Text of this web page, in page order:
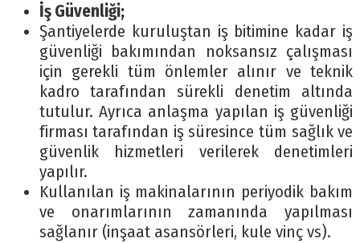
İş Güvenliği;
Şantiyelerde kuruluştan iş bitimine kadar iş
güvenliği bakımından noksansız çalışması
için gerekli tüm önlemler alınır ve teknik
kadro tarafından sürekli denetim altında
tutulur. Ayrıca anlaşma yapılan iş güvenliği
firması tarafından iş süresince tüm sağlık ve
güvenlik hizmetleri verilerek denetimleri
yapılır.
Kullanılan iş makinalarının periyodik bakım
ve onarımlarının zamanında yapılması
sağlanır (inşaat asansörleri, kule vinç vs).